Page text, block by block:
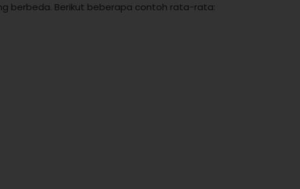
berbeda. Berikut beberapa contoh rata-rata: